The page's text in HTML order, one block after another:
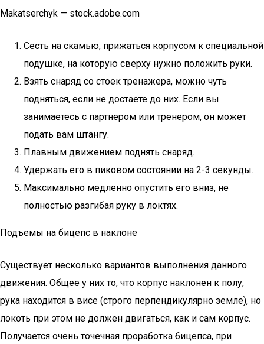
Makatserchyk — stock.adobe.com
Сесть на скамью, прижаться корпусом к специальной
подушке, на которую сверху нужно положить руки.
Взять снаряд со стоек тренажера, можно чуть
подняться, если не достаете до них. Если вы
занимаетесь с партнером или тренером, он может
подать вам штангу.
Плавным движением поднять снаряд.
Удержать его в пиковом состоянии на 2-3 секунды.
Максимально медленно опустить его вниз, не
полностью разгибая руку в локтях.
Подъемы на бицепс в наклоне
Существует несколько вариантов выполнения данного
движения. Общее у них то, что корпус наклонен к полу,
рука находится в висе (строго перпендикулярно земле), но
локоть при этом не должен двигаться, как и сам корпус.
Получается очень точечная проработка бицепса, при